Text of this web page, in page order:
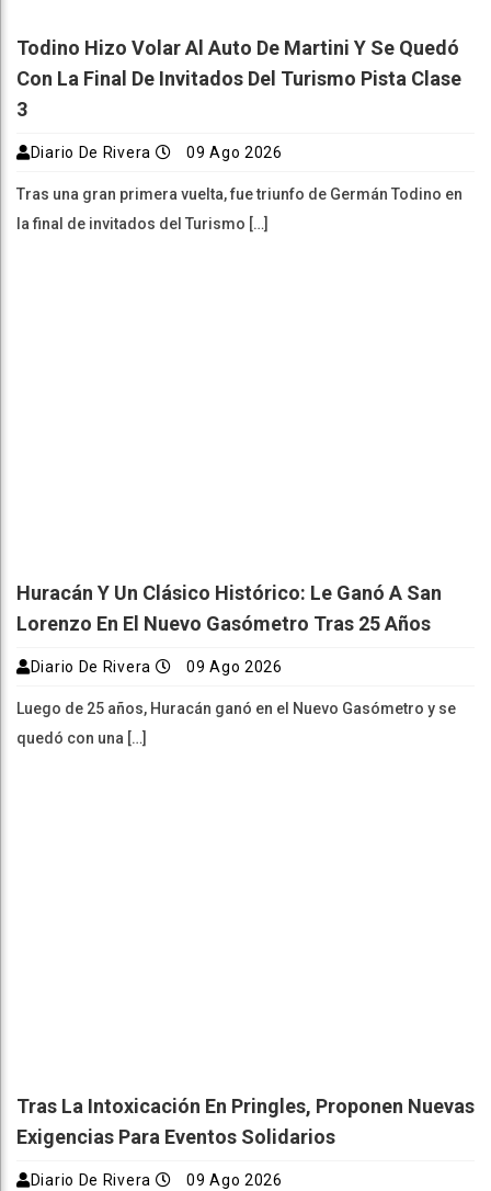
Todino Hizo Volar Al Auto De Martini Y Se Quedó
Con La Final De Invitados Del Turismo Pista Clase
3
Diario De Rivera 09 Ago 2026
Tras una gran primera vuelta, fue triunfo de Germán Todino en
la final de invitados del Turismo […]
Huracán Y Un Clásico Histórico: Le Ganó A San
Lorenzo En El Nuevo Gasómetro Tras 25 Años
Diario De Rivera 09 Ago 2026
Luego de 25 años, Huracán ganó en el Nuevo Gasómetro y se
quedó con una […]
Tras La Intoxicación En Pringles, Proponen Nuevas
Exigencias Para Eventos Solidarios
Diario De Rivera 09 Ago 2026